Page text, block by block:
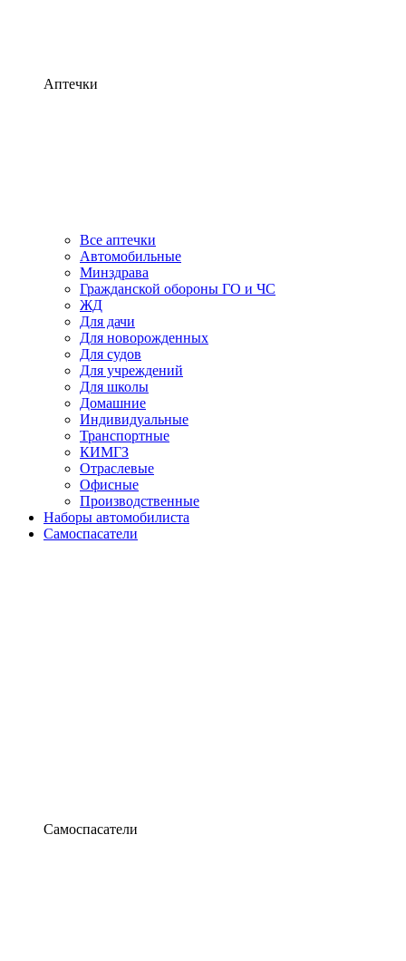
Аптечки
Все аптечки
Автомобильные
Минздрава
Гражданской обороны ГО и ЧС
ЖД
Для дачи
Для новорожденных
Для судов
Для учреждений
Для школы
Домашние
Индивидуальные
Транспортные
КИМГЗ
Отраслевые
Офисные
Производственные
Наборы автомобилиста
Самоспасатели
Самоспасатели